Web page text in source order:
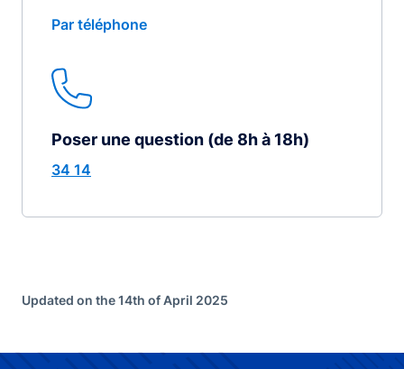
Par téléphone
Poser une question (de 8h à 18h)
34 14
Updated on the 14th of April 2025